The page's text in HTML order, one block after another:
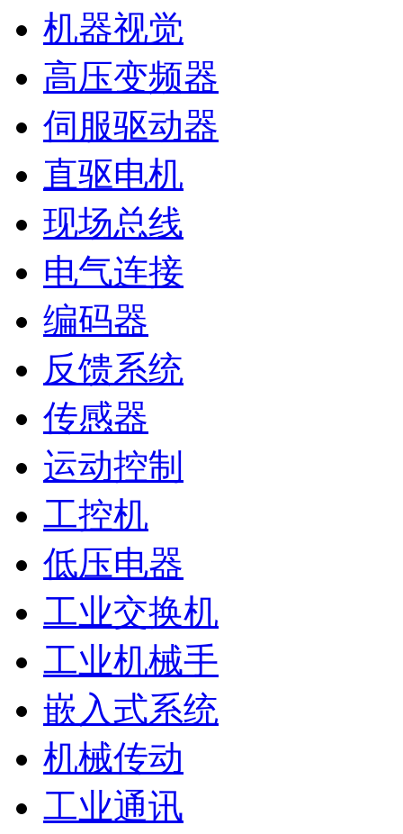
机器视觉
高压变频器
伺服驱动器
直驱电机
现场总线
电气连接
编码器
反馈系统
传感器
运动控制
工控机
低压电器
工业交换机
工业机械手
嵌入式系统
机械传动
工业通讯